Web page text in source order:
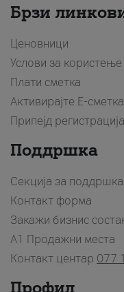
Брзи
Ценовници
Услови за користење
Плати сметка
Активирајте Е-сметка
Припејд регистрација
Поддршка
Секција за поддршка
Контакт форма
Закажи бизнис
A1 Продажни места
Контакт центар 077
Профил